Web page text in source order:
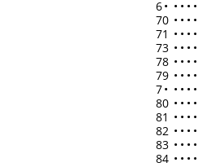
6• • • • •
70 • • • •
71 • • • •
73 • • • •
78 • • • •
79 • • • •
7• • • • •
80 • • • •
81 • • • •
82 • • • •
83 • • • •
84 • • • •